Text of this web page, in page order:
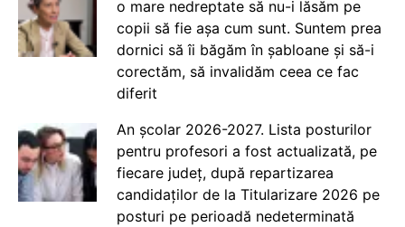
o mare nedreptate să nu-i lăsăm pe
copii să fie așa cum sunt. Suntem prea
dornici să îi băgăm în șabloane și să-i
corectăm, să invalidăm ceea ce fac
diferit
An școlar 2026-2027. Lista posturilor
pentru profesori a fost actualizată, pe
fiecare județ, după repartizarea
candidaților de la Titularizare 2026 pe
posturi pe perioadă nedeterminată